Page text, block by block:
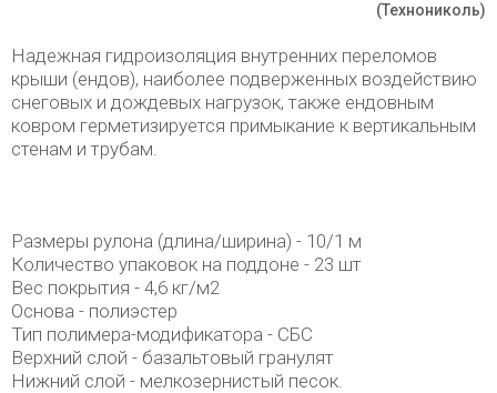
(Технониколь)
Надежная гидроизоляция внутренних переломов
крыши (ендов), наиболее подверженных воздействию
снеговых и дождевых нагрузок, также ендовным
ковром герметизируется примыкание к вертикальным
стенам и трубам.
Размеры рулона (длина/ширина) - 10/1 м
Количество упаковок на поддоне - 23 шт
Вес покрытия - 4,6 кг/м2
Основа - полиэстер
Тип полимера-модификатора - СБС
Верхний слой - базальтовый гранулят
Нижний слой - мелкозернистый песок.